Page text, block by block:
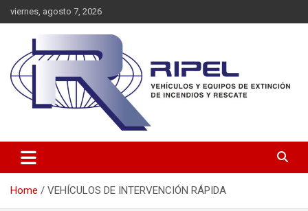
Skip
to
viernes, agosto 7, 2026
RIPEL SAS
Home VEHÍCULOS DE INTERVENCIÓN RÁPIDA